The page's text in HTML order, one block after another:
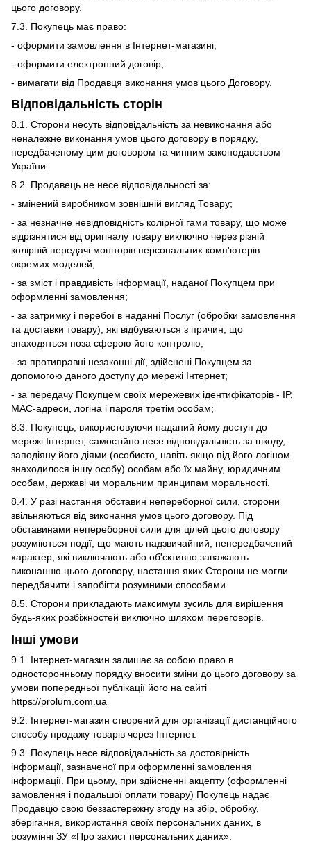
цього договору.
7.3. Покупець має право:
- оформити замовлення в Інтернет-магазині;
- оформити електронний договір;
- вимагати від Продавця виконання умов цього Договору.
Відповідальність сторін
8.1. Сторони несуть відповідальність за невиконання або
неналежне виконання умов цього договору в порядку,
передбаченому цим договором та чинним законодавством
України.
8.2. Продавець не несе відповідальності за:
- змінений виробником зовнішній вигляд Товару;
- за незначне невідповідність колірної гами товару, що може
відрізнятися від оригіналу товару виключно через різній
колірній передачі моніторів персональних комп'ютерів
окремих моделей;
- за зміст і правдивість інформації, наданої Покупцем при
оформленні замовлення;
- за затримку і перебої в наданні Послуг (обробки замовлення
та доставки товару), які відбуваються з причин, що
знаходяться поза сферою його контролю;
- за протиправні незаконні дії, здійснені Покупцем за
допомогою даного доступу до мережі Інтернет;
- за передачу Покупцем своїх мережевих ідентифікаторів - IP,
MAC-адреси, логіна і пароля третім особам;
8.3. Покупець, використовуючи наданий йому доступ до
мережі Інтернет, самостійно несе відповідальність за шкоду,
заподіяну його діями (особисто, навіть якщо під його логіном
знаходилося іншу особу) особам або їх майну, юридичним
особам, державі чи моральним принципам моральності.
8.4. У разі настання обставин непереборної сили, сторони
звільняються від виконання умов цього договору. Під
обставинами непереборної сили для цілей цього договору
розуміються події, що мають надзвичайний, непередбачений
характер, які виключають або об'єктивно заважають
виконанню цього договору, настання яких Сторони не могли
передбачити і запобігти розумними способами.
8.5. Сторони прикладають максимум зусиль для вирішення
будь-яких розбіжностей виключно шляхом переговорів.
Інші умови
9.1. Інтернет-магазин залишає за собою право в
односторонньому порядку вносити зміни до цього договору за
умови попередньої публікації його на сайті
https://prolum.com.ua
9.2. Інтернет-магазин створений для організації дистанційного
способу продажу товарів через Інтернет.
9.3. Покупець несе відповідальність за достовірність
інформації, зазначеної при оформленні замовлення
інформації. При цьому, при здійсненні акцепту (оформленні
замовлення і подальшої оплати товару) Покупець надає
Продавцю свою беззастережну згоду на збір, обробку,
зберігання, використання своїх персональних даних, в
розумінні ЗУ «Про захист персональних даних».